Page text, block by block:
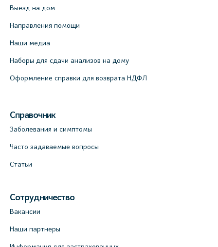
Выезд на дом
Направления помощи
Наши медиа
Наборы для сдачи анализов на дому
Оформление справки для возврата НДФЛ
Справочник
Заболевания и симптомы
Часто задаваемые вопросы
Статьи
Сотрудничество
Вакансии
Наши партнеры